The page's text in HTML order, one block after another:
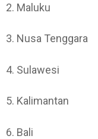
2. Maluku
3. Nusa Tenggara
4. Sulawesi
5. Kalimantan
6. Bali